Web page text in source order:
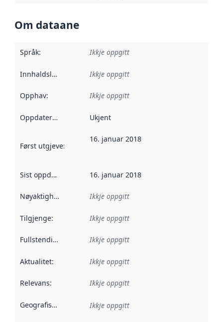
Om dataane
Språk: Ikkje oppgitt
Innhaldsleverandørar :
Ikkje oppgitt
Opphav: Ikkje oppgitt
Oppdateringsfrekvens :
Ukjent
Først utgjeve: Denne datoen seier når dataa i dette
16. januar 2018
Sist oppdatert 16. januar 2018
Nøyaktigheit Ikkje oppgitt
Tilgjenge: Ikkje oppgitt
Fullstendigheit Ikkje oppgitt
Aktualitet: Ikkje oppgitt
Relevans: Ikkje oppgitt
Geografisk område Ikkje oppgitt